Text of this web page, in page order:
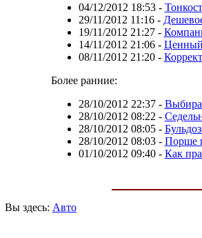
04/12/2012 18:53-
29/11/2012 11:16-
19/11/2012 21:27-
14/11/2012 21:06- Ценный
08/11/2012 21:20-
Более ранние:
28/10/2012 22:37-
28/10/2012 08:22 -
28/10/2012 08:05-
28/10/2012 08:03- Порше
01/10/2012 09:40- Как
Вы здесь: Авто